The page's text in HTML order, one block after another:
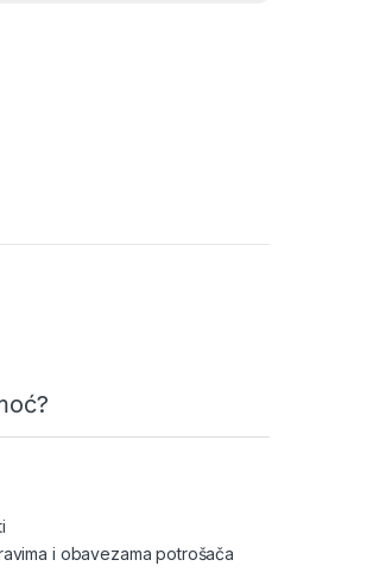
i obavezama potrošača